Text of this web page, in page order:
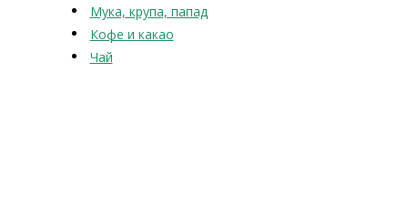
Мука, крупа, папад
Кофе и какао
Чай